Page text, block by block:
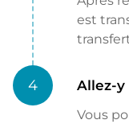
est
4 Allez-y
Vous